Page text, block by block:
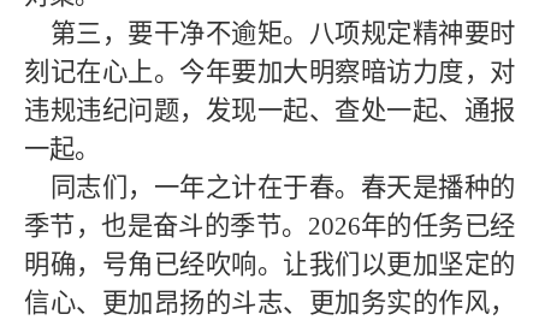
第三，要干净不逾矩。八项规定精神要时
刻记在心上。今年要加大明察暗访力度，对
违规违纪问题，发现一起、查处一起、通报
一起。
同志们，一年之计在于春。春天是播种的
季节，也是奋斗的季节。 2026年的任务已经
明确，号角已经吹响。让我们以更加坚定的
信心、更加昂扬的斗志、更加务实的作风，